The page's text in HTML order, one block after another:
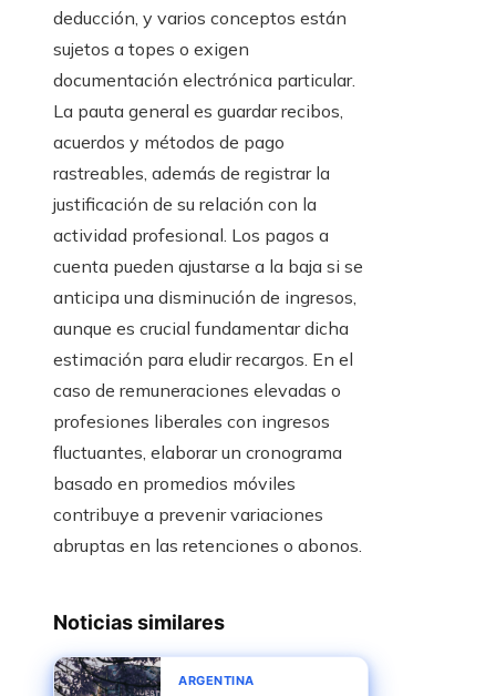
deducción, y varios conceptos están
sujetos a topes o exigen
documentación electrónica particular.
La pauta general es guardar recibos,
acuerdos y métodos de pago
rastreables, además de registrar la
justificación de su relación con la
actividad profesional. Los pagos a
cuenta pueden ajustarse a la baja si se
anticipa una disminución de ingresos,
aunque es crucial fundamentar dicha
estimación para eludir recargos. En el
caso de remuneraciones elevadas o
profesiones liberales con ingresos
fluctuantes, elaborar un cronograma
basado en promedios móviles
contribuye a prevenir variaciones
abruptas en las retenciones o abonos.
Noticias similares
ARGENTINA